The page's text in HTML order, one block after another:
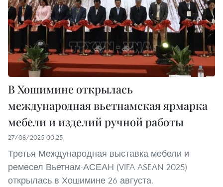
В Хошимине открылась
международная вьетнамская ярмарка
мебели и изделий ручной работы
27/08/2025 00:25
Третья Международная выставка мебели и
ремесел Вьетнам-АСЕАН (VIFA ASEAN 2025)
открылась в Хошимине 26 августа.